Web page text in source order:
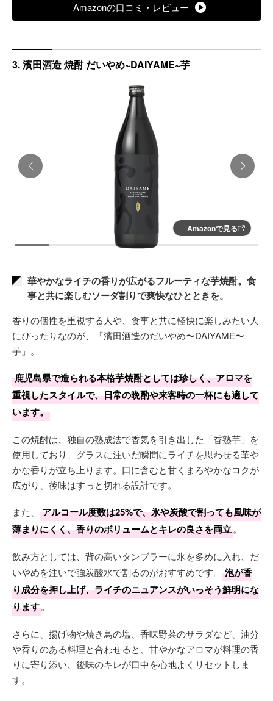
Amazonの口コミ・レビュー
3. 濱田酒造 焼酎 だいやめ~DAIYAME~芋
Amazonで見る
華やかなライチの香りが広がるフルーティな芋焼酎。食
事と共に楽しむソーダ割りで爽快なひとときを。
香りの個性を重視する人や、食事と共に軽快に楽しみたい人
にぴったりなのが、「濱田酒造のだいやめ〜DAIYAME〜
芋」。
鹿児島県で造られる本格芋焼酎としては珍しく、アロマを
重視したスタイルで、日常の晩酌や来客時の一杯にも適して
います。
この焼酎は、独自の熟成法で香気を引き出した「香熟芋」を
使用しており、グラスに注いだ瞬間にライチを思わせる華や
かな香りが立ち上ります。口に含むと甘くまろやかなコクが
広がり、後味はすっと切れる設計です。
また、
アルコール度数は25%で、氷や炭酸で割っても風味が
薄まりにくく、香りのボリュームとキレの良さを両立。
飲み方としては、背の高いタンブラーに氷を多めに入れ、だ
いやめを注いで強炭酸水で割るのがおすすめです。
泡が香
り成分を押し上げ、ライチのニュアンスがいっそう鮮明にな
ります。
さらに、揚げ物や焼き鳥の塩、香味野菜のサラダなど、油分
や香りのある料理と合わせると、甘やかなアロマが料理の香
りに寄り添い、後味のキレが口中を心地よくリセットしま
す。